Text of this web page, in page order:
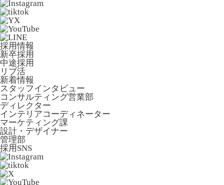
採用情報
新卒採用
中途採用
リブ活
新着情報
スタッフインタビュー
コンサルティング営業部
ディレクター
インテリアコーディネーター
マーケティング課
設計・デザイナー
管理部
採用SNS